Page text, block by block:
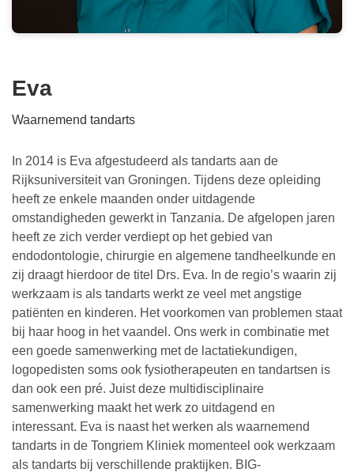
Eva
Waarnemend tandarts
In 2014 is Eva afgestudeerd als tandarts aan de
Rijksuniversiteit van Groningen. Tijdens deze opleiding
heeft ze enkele maanden onder uitdagende
omstandigheden gewerkt in Tanzania. De afgelopen jaren
heeft ze zich verder verdiept op het gebied van
endodontologie, chirurgie en algemene tandheelkunde en
zij draagt hierdoor de titel Drs. Eva. In de regio’s waarin zij
werkzaam is als tandarts werkt ze veel met angstige
patiënten en kinderen. Het voorkomen van problemen staat
bij haar hoog in het vaandel. Ons werk in combinatie met
een goede samenwerking met de lactatiekundigen,
logopedisten soms ook fysiotherapeuten en tandartsen is
dan ook een pré. Juist deze multidisciplinaire
samenwerking maakt het werk zo uitdagend en
interessant. Eva is naast het werken als waarnemend
tandarts in de Tongriem Kliniek momenteel ook werkzaam
als tandarts bij verschillende praktijken. BIG-